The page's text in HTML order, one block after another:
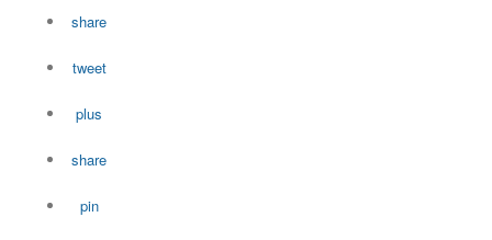
share
tweet
plus
share
pin